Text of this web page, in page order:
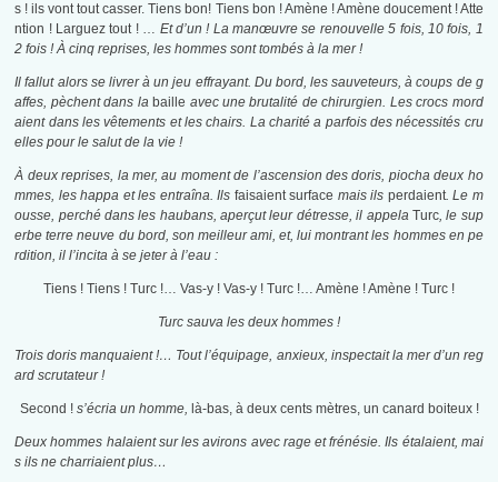
s ! ils vont tout casser. Tiens bon! Tiens bon ! Amène ! Amène doucement ! Atte
ntion ! Larguez tout ! … Et d’un ! La manœuvre se renouvelle 5 fois, 10 fois, 1
2 fois !À cinq reprises, les hommes sont tombés à la mer !
Il fallut alors se livrer à un jeu effrayant. Du bord, les sauveteurs, à coups de g
affes, pèchent dans la baille avec une brutalité de chirurgien. Les crocs mord
aient dans les vêtements et les chairs. La charité a parfois des nécessités cru
elles pour le salut de la vie !
À deux reprises, la mer, au moment de l’ascension des doris, piocha deux ho
mmes, les happa et les entraîna. Ils faisaient surface mais ils perdaient. Le m
ousse, perché dans les haubans, aperçut leur détresse, il appela Turc, le sup
erbe terre neuve du bord, son meilleur ami, et, lui montrant les hommes en pe
rdition, il l’incita à se jeter à l’eau :
Tiens ! Tiens ! Turc !… Vas-y ! Vas-y ! Turc !… Amène ! Amène ! Turc !
Turc sauva les deux hommes !
Trois doris manquaient !… Tout l’équipage, anxieux, inspectait la mer d’un reg
ard scrutateur !
Second !s’écria un homme, là-bas, à deux cents mètres, un canard boiteux !
Deux hommes halaient sur les avirons avec rage et frénésie. Ils étalaient, mai
s ils ne charriaient plus…